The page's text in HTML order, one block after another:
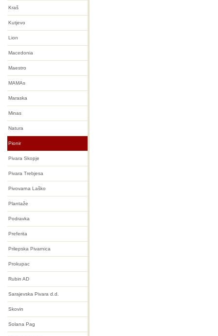
Kraš
Kutjevo
Lion
Macedonia
Maestro
MAMAs
Maraska
Minas
Natura
Pionir
Pivara Skopje
Pivara Trebjesa
Pivovarna Laško
Plantaže
Podravka
Preferita
Prilepska Pivarnica
Prokupac
Rubin AD
Sarajevska Pivara d.d.
Skovin
Solana Pag